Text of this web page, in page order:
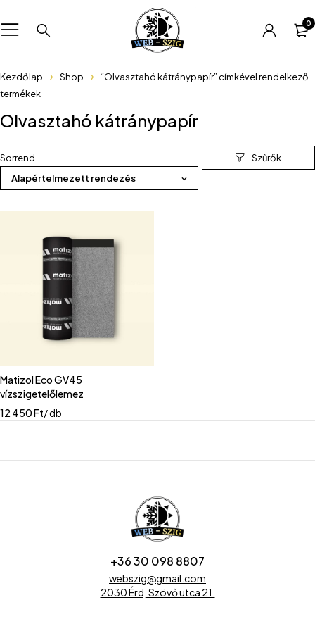
0
Kezdőlap Shop
“Olvasztahó kátránypapír” címkével rendelkező
termékek
Olvasztahó kátránypapír
Sorrend
Alapértelmezett rendezés
Matizol Eco GV45
vízszigetelőlemez
12 450Ft/ db
+36 30 098 8807
webszig@gmail.com
2030 Érd, Szövő utca 21.